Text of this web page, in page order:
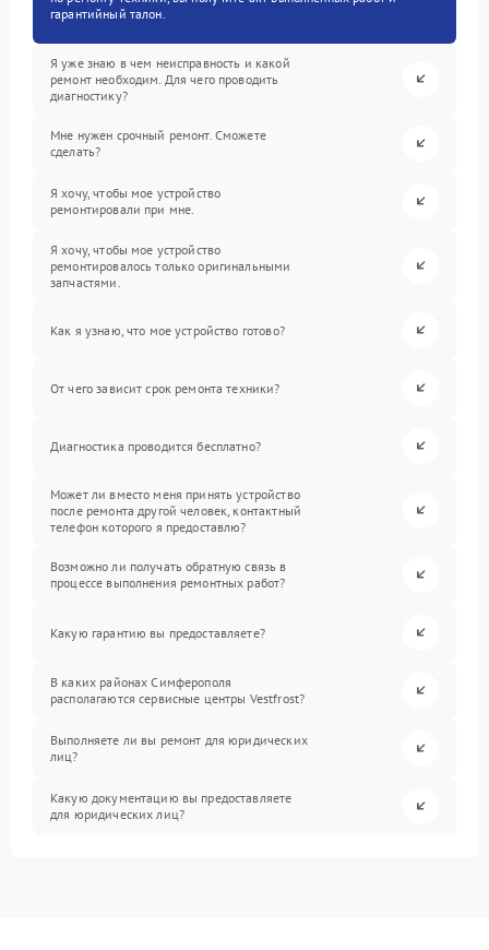
гарантийный талон.
Я уже знаю в чем неисправность и какой
ремонт необходим. Для чего проводить
диагностику?
Мне нужен срочный ремонт. Сможете
сделать?
Я хочу, чтобы мое устройство
ремонтировали при мне.
Я хочу, чтобы мое устройство
ремонтировалось только оригинальными
запчастями.
Как я узнаю, что мое устройство готово?
От чего зависит срок ремонта техники?
Диагностика проводится бесплатно?
Может ли вместо меня принять устройство
после ремонта другой человек, контактный
телефон которого я предоставлю?
Возможно ли получать обратную связь в
процессе выполнения ремонтных работ?
Какую гарантию вы предоставляете?
В каких районах Симферополя
располагаются сервисные центры Vestfrost?
Выполняете ли вы ремонт для юридических
лиц?
Какую документацию вы предоставляете
для юридических лиц?